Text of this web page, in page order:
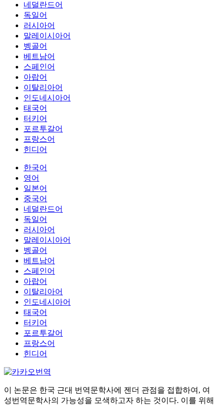
네덜란드어
독일어
러시아어
말레이시아어
벵골어
베트남어
스페인어
아랍어
이탈리아어
인도네시아어
태국어
터키어
포르투갈어
프랑스어
힌디어
한국어
영어
일본어
중국어
네덜란드어
독일어
러시아어
말레이시아어
벵골어
베트남어
스페인어
아랍어
이탈리아어
인도네시아어
태국어
터키어
포르투갈어
프랑스어
힌디어
이 논문은 한국 근대 번역문학사에 젠더 관점을 접합하여, 여
성번역문학사의 가능성을 모색하고자 하는 것이다. 이를 위해